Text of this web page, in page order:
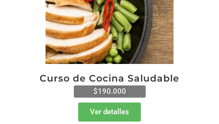
Curso de Cocina Saludable
$190.000
Ver detalles